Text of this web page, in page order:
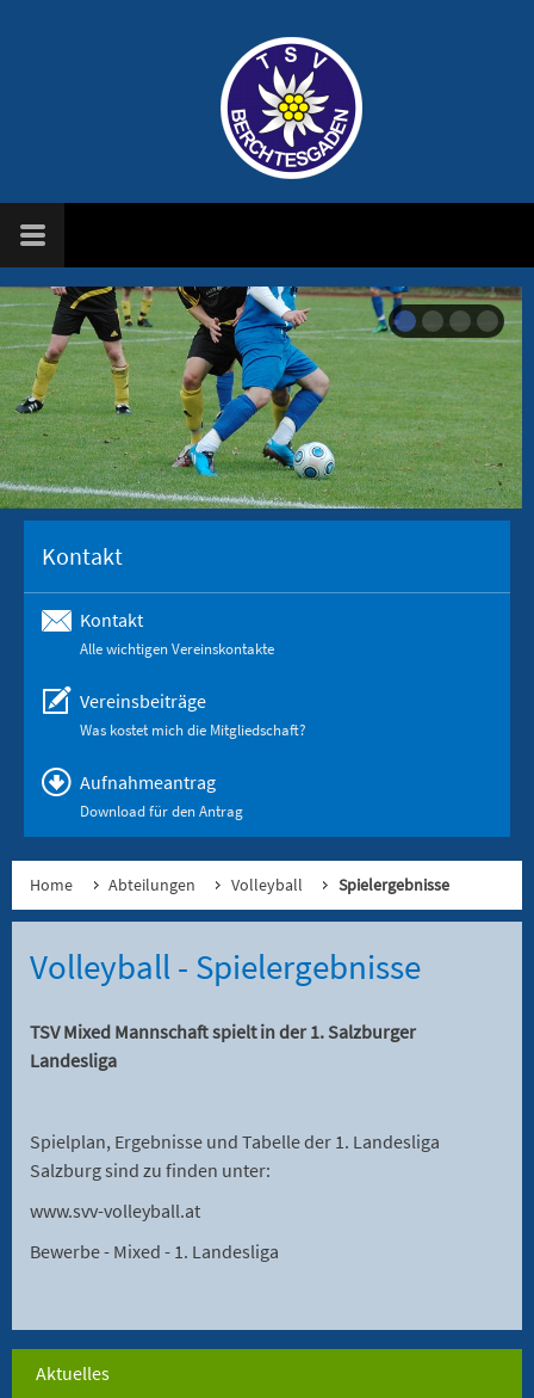
Kontakt
Kontakt
Alle wichtigen Vereinskontakte
Vereinsbeiträge
Was kostet mich die Mitgliedschaft?
Aufnahmeantrag
Download für den Antrag
Home Abteilungen Volleyball Spielergebnisse
Volleyball - Spielergebnisse
TSV Mixed Mannschaft spielt in der 1. Salzburger
Landesliga
Spielplan, Ergebnisse und Tabelle der 1. Landesliga
Salzburg sind zu finden unter:
www.svv-volleyball.at
Bewerbe - Mixed - 1. Landesliga
Aktuelles